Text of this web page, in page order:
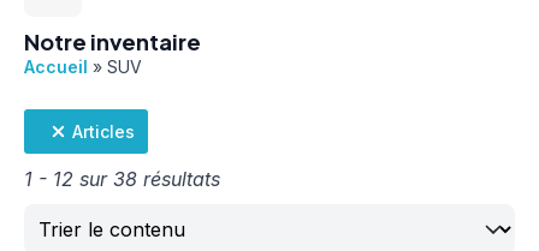
Notre inventaire
Accueil » SUV
Articles
1 - 12 sur 38 résultats
Trier